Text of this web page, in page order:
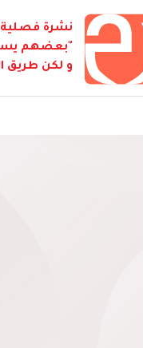
نشرة فصلية
"بعضهم
و لكن طريق